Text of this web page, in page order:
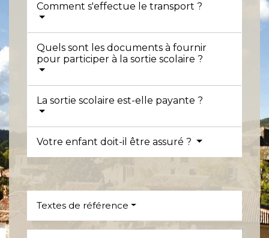
Comment s'effectue le transport ?
Quels sont les documents à fournir
pour participer à la sortie scolaire ?
La sortie scolaire est-elle payante ?
Votre enfant doit-il être assuré ?
Textes de référence